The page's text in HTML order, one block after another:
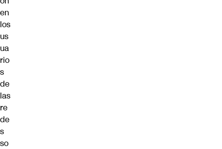
en
los
us
ua
rio
s
de
las
re
de
s
so